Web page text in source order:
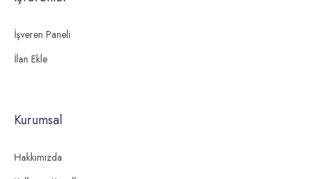
İşveren Paneli
İlan Ekle
Kurumsal
Hakkımızda